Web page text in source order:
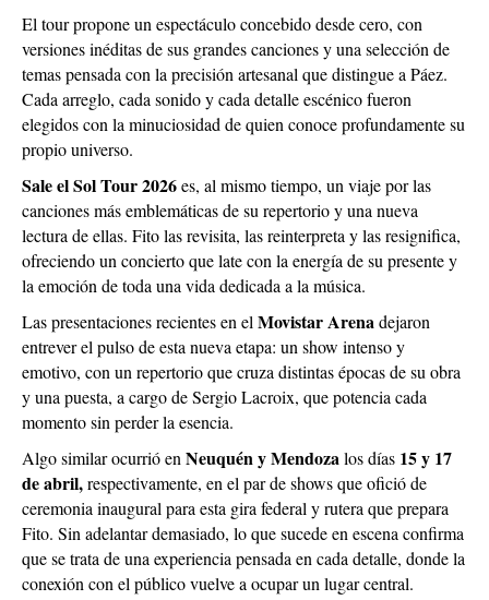
El tour propone un espectáculo concebido desde cero, con
versiones inéditas de sus grandes canciones y una selección de
temas pensada con la precisión artesanal que distingue a Páez.
Cada arreglo, cada sonido y cada detalle escénico fueron
elegidos con la minuciosidad de quien conoce profundamente su
propio universo.
Sale el Sol Tour 2026es, al mismo tiempo, un viaje por las
canciones más emblemáticas de su repertorio y una nueva
lectura de ellas. Fito las revisita, las reinterpreta y las resignifica,
ofreciendo un concierto que late con la energía de su presente y
la emoción de toda una vida dedicada a la música.
Las presentaciones recientes en el Movistar Arenadejaron
entrever el pulso de esta nueva etapa: un show intenso y
emotivo, con un repertorio que cruza distintas épocas de su obra
y una puesta, a cargo de Sergio Lacroix, que potencia cada
momento sin perder la esencia.
Algo similar ocurrió en Neuquén y Mendozalos días 15 y 17
de abril,respectivamente, en el par de shows que ofició de
ceremonia inaugural para esta gira federal y rutera que prepara
Fito. Sin adelantar demasiado, lo que sucede en escena confirma
que se trata de una experiencia pensada en cada detalle, donde la
conexión con el público vuelve a ocupar un lugar central.